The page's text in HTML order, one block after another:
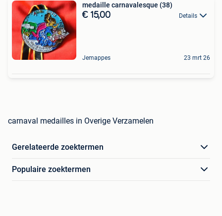
medaille carnavalesque (38)
€ 15,00 Details
Jemappes 23 mrt 26
carnaval medailles in Overige Verzamelen
Gerelateerde zoektermen
Populaire zoektermen